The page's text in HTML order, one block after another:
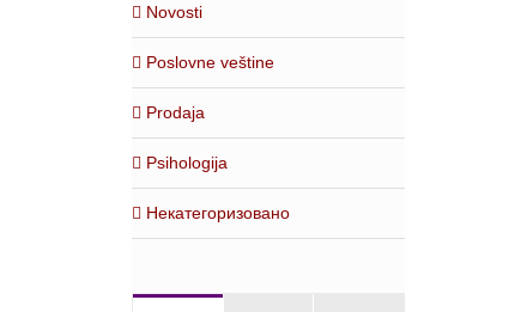
Novosti
Poslovne veštine
Prodaja
Psihologija
Некатегоризовано